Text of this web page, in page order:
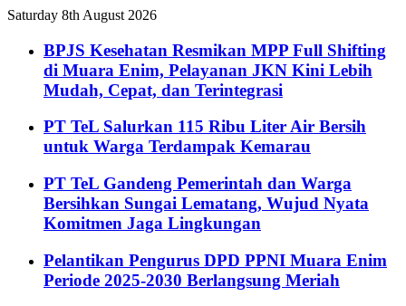
Saturday 8th August 2026
BPJS Kesehatan Resmikan MPP Full Shifting
di Muara Enim, Pelayanan JKN Kini Lebih
Mudah, Cepat, dan Terintegrasi
PT TeL Salurkan 115 Ribu Liter Air Bersih
untuk Warga Terdampak Kemarau
PT TeL Gandeng Pemerintah dan Warga
Bersihkan Sungai Lematang, Wujud Nyata
Komitmen Jaga Lingkungan
Pelantikan Pengurus DPD PPNI Muara Enim
Periode 2025-2030 Berlangsung Meriah